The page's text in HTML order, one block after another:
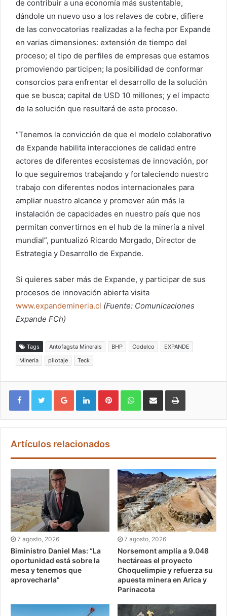
de contribuir a una economía más sustentable,
dándole un nuevo uso a los relaves de cobre, difiere
de las convocatorias realizadas a la fecha por Expande
en varias dimensiones: extensión de tiempo del
proceso; el tipo de perfiles de empresas que estamos
promoviendo participen; la posibilidad de conformar
consorcios para enfrentar el desarrollo de la solución
que se busca; capital de USD 10 millones; y el impacto
de la solución que resultará de este proceso.
“Tenemos la convicción de que el modelo colaborativo
de Expande habilita interacciones de calidad entre
actores de diferentes ecosistemas de innovación, por
lo que seguiremos trabajando y fortaleciendo nuestro
trabajo con diferentes nodos internacionales para
ampliar nuestro alcance y promover aún más la
instalación de capacidades en nuestro país que nos
permitan convertirnos en el hub de la minería a nivel
mundial”, puntualizó Ricardo Morgado, Director de
Estrategia y Desarrollo de Expande.
Si quieres saber más de Expande, y participar de sus
procesos de innovación abierta visita
www.expandemineria.cl (Fuente: Comunicaciones
Expande FCh)
Tags Antofagsta Minerals BHP Codelco
EXPANDE
Minería
pilotaje Teck
Google+ LinkedIn Pinterest WhatsApp
Artículos relacionados
7 agosto, 2026
Biministro Daniel Mas: “La
oportunidad está sobre la
mesa y tenemos que
aprovecharla”
7 agosto, 2026
Norsemont amplía a 9.048
hectáreas el proyecto
Choquelimpie y refuerza su
apuesta minera en Arica y
Parinacota